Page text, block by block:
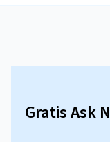
Gratis Ask